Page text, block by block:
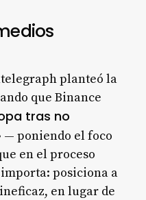
planteó la
que Binance
tras no
— poniendo el foco
en el proceso
posiciona a
en lugar de